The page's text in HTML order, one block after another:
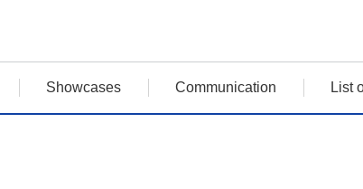
Showcases Communication List